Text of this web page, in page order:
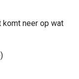
neer op wat